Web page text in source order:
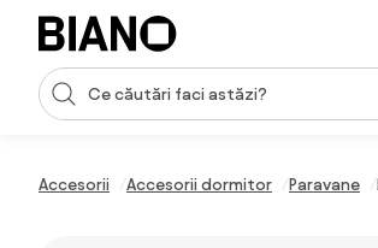
Sari peste navigare, accesează conținutul
Introducerea căutării
Accesorii Accesorii dormitor Paravane